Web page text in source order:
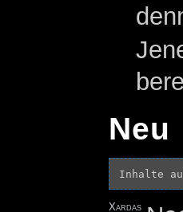
Neu
Inhalte
Xardas